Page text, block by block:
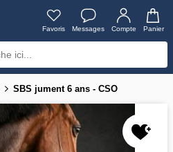
Favoris Messages Compte Panier
SBS jument 6 ans - CSO